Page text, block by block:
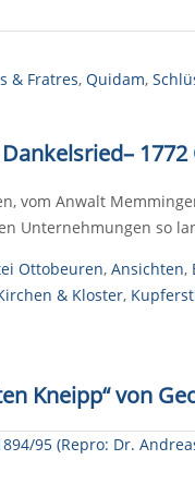
& Fratres, Quidam,
–1772
vom Anwalt
Unternehmungen so
Ottobeuren, Ansichten,
& Kloster,
Kneipp“ von